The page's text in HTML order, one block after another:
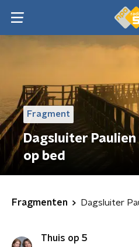
Fragment
Dagsluiter
op bed
Fragmenten
Thuis op 5